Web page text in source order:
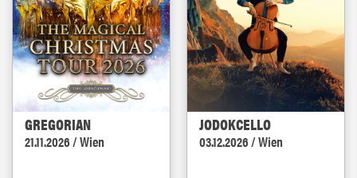
GREGORIAN
21.11.2026 / Wien
JODOKCELLO
03.12.2026 / Wien